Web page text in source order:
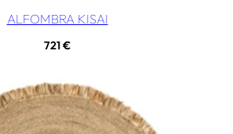
ALFOMBRA KISAI
721€